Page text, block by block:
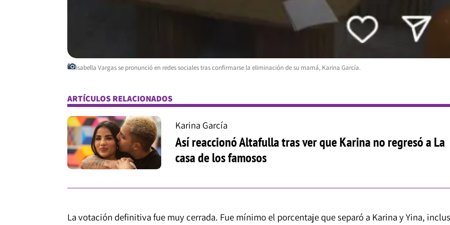
Isabella Vargas se pronunció en redes sociales tras confirmarse la eliminación de su mamá, Karina García.
ARTÍCULOS RELACIONADOS
Karina García
Así reaccionó Altafulla tras ver que Karina no regresó a La
casa de los famosos
La votación definitiva fue muy cerrada. Fue mínimo el porcentaje que separó a Karina y Yina,